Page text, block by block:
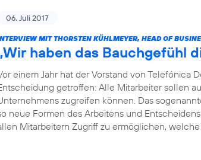
06. Juli 2017
MIT THORSTEN KÜHLMEYER, HEAD OF
haben das Bauchgefühl
einem Jahr hat der Vorstand von Telefónica
getroffen: Alle Mitarbeiter sollen
zugreifen können. Das
neue Formen des Arbeitens und
Mitarbeitern Zugriff zu ermöglichen,